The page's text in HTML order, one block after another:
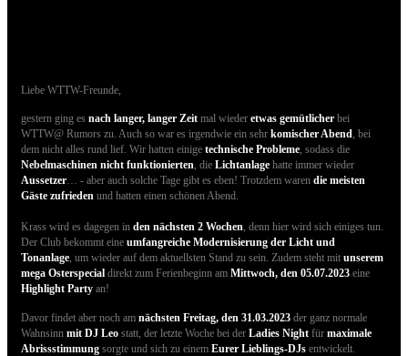
Liebe WTTW-Freunde,
gestern ging es nach langer, langer Zeit mal wieder etwas gemütlicher bei
WTTW@ Rumors zu. Auch so war es irgendwie ein sehr komischer Abend, bei
dem nicht alles rund lief. Wir hatten einige technische Probleme, sodass die
Nebelmaschinen nicht funktionierten, die Lichtanlage hatte immer wieder
Aussetzer… - aber auch solche Tage gibt es eben! Trotzdem waren die meisten
Gäste zufrieden und hatten einen schönen Abend.
Krass wird es dagegen in den nächsten 2 Wochen, denn hier wird sich einiges tun.
Der Club bekommt eine umfangreiche Modernisierung der Licht und
Tonanlage, um wieder auf dem aktuellsten Stand zu sein. Zudem steht mit unserem
mega Osterspecial direkt zum Ferienbeginn am Mittwoch, den 05.07.2023 eine
Highlight Party an!
Davor findet aber noch am nächsten Freitag, den 31.03.2023 der ganz normale
Wahnsinn mit DJ Leo statt, der letzte Woche bei der Ladies Night für maximale
Abrissstimmung sorgte und sich zu einem Eurer Lieblings-DJs entwickelt.